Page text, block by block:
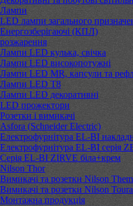
Лампи
LED лампи загального
Енергозберігаючі (КПЛ)
розжарення
Лампи LED кулька, свічка
Лампи LED високопотужні
Лампи LED MR, капсули та
Лампи LED Т8
Лампи LED декоративні
LED прожектори
Розетки і вимикачі
Asfora (Schneider Electric)
Електрофурнітура EL-BI
Електрофурнітура EL-BI серія
Серія EL-BI ZIRVE біла+крем
Nilson Thor
Вимикачі та розетки Nilson
Вимикачі та розетки Nilson
Монтажна продукція